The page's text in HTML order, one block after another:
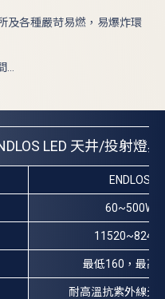
及各種嚴苛易燃，易爆炸環
LED 天井/投射燈
ENDLOS
60~500W
最低160，最高
耐高溫抗紫外線光